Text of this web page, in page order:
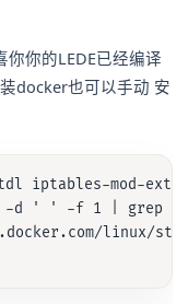
你的LEDE已经编译
docker也可以手动 安
iptables-mod-
d ' ' -f 1 | grep
linux/